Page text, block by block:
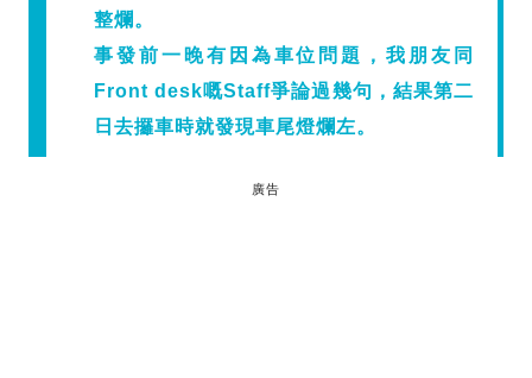
整爛。
事發前一晚有因為車位問題，我朋友同
Front desk嘅Staff爭論過幾句，結果第二
日去攞車時就發現車尾燈爛左。
廣告